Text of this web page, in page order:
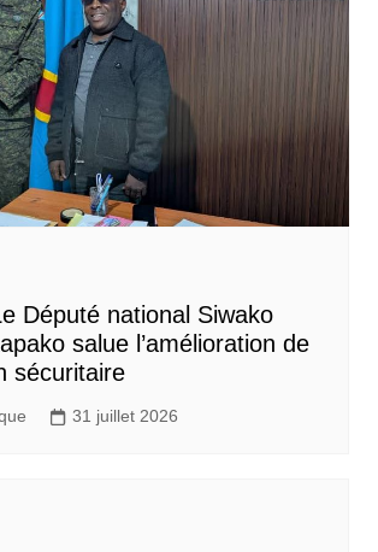
Député national Siwako
salue l’amélioration de
sécuritaire
31 juillet 2026